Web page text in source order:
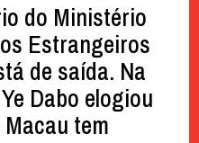
do Ministério
Estrangeiros
de saída. Na
Dabo elogiou
tem